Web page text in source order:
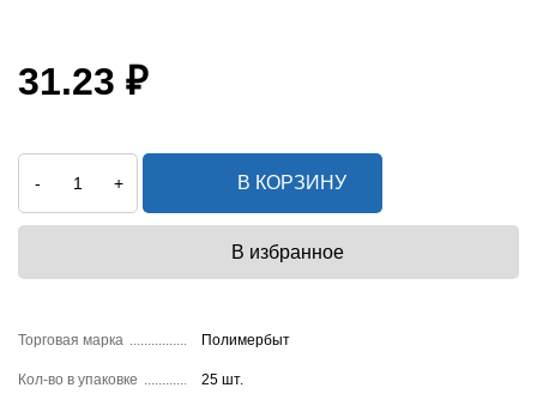
Торговая марка Полимербыт
Кол-во в упаковке 25 шт.
31.23 ₽
- + В КОРЗИНУ